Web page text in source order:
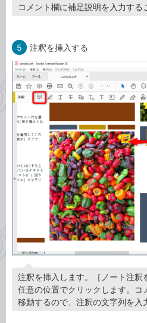
コメント欄に補足説明を入力する
5 注釈を挿入する
注釈を挿入します。［ノート注釈
任意の位置でクリックします。コ
移動するので、注釈の文字列を入